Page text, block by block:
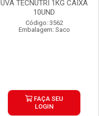
UVA TECNUTRI 1KG CAIXA
10UND
Código: 3562
Embalagem: Saco
FAÇA SEU
LOGIN